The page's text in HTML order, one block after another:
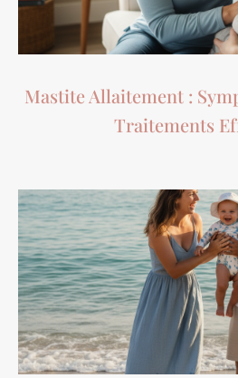
Mastite Allaitement :
Traitements